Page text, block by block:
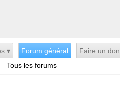
▾
Forum général
Tous les forums
Faire un don